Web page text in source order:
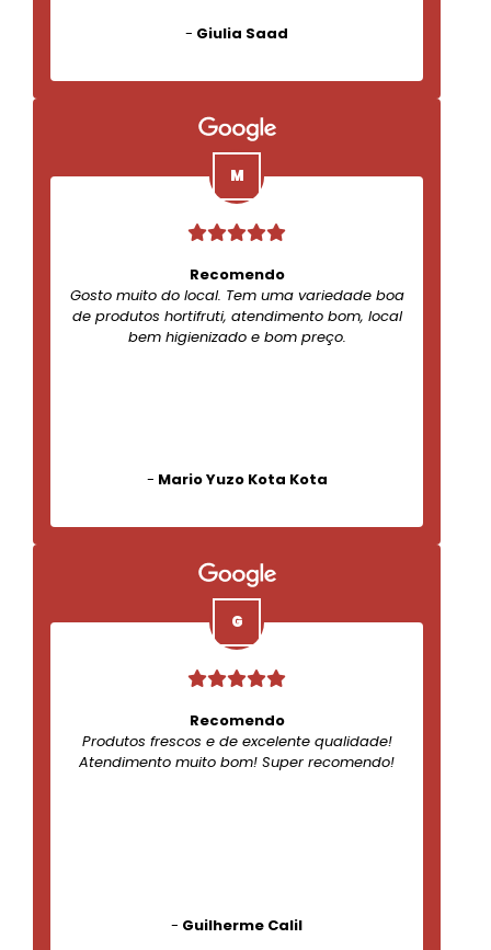
- Giulia Saad
Recomendo
Gosto muito do local. Tem uma variedade boa
de produtos hortifruti, atendimento bom, local
bem higienizado e bom preço.
- Mario Yuzo Kota Kota
Recomendo
Produtos frescos e de excelente qualidade!
Atendimento muito bom! Super recomendo!
- Guilherme Calil